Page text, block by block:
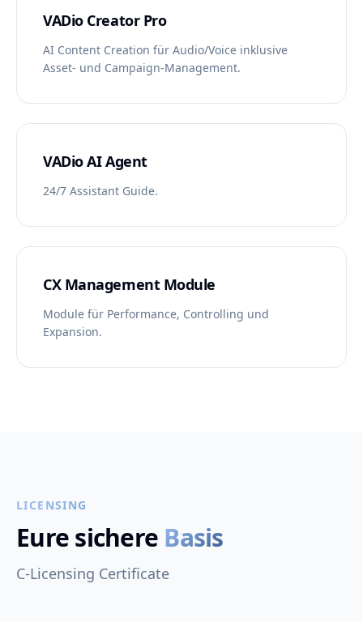
VADio Creator Pro
AI Content Creation für Audio/Voice inklusive
Asset- und Campaign-Management.
VADio AI Agent
24/7 Assistant Guide.
CX Management Module
Module für Performance, Controlling und
Expansion.
LICENSING
Eure sichere Basis
C-Licensing Certificate